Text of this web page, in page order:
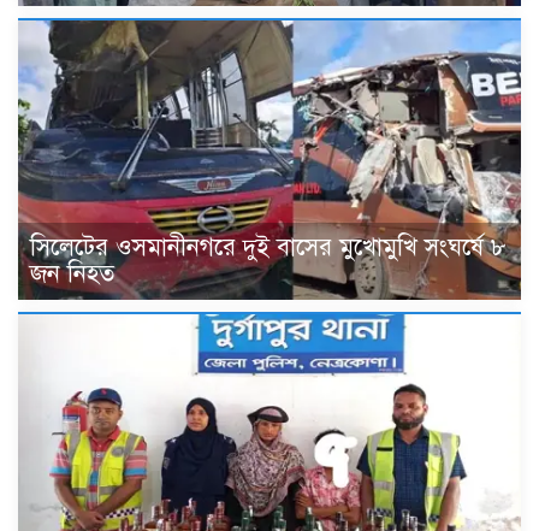
সিলেটের ওসমানীনগরে দুই বাসের মুখোমুখি সংঘর্ষে ৮
জন নিহত